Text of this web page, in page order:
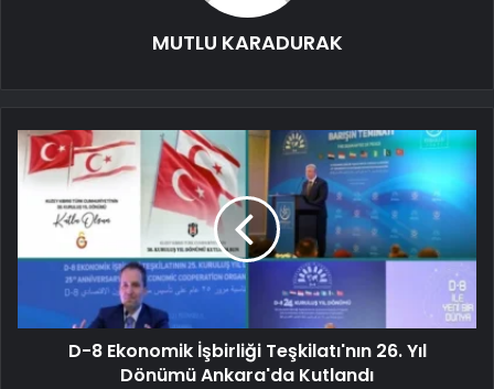
MUTLU KARADURAK
D-8 Ekonomik İşbirliği Teşkilatı'nın 26. Yıl
Dönümü Ankara'da Kutlandı